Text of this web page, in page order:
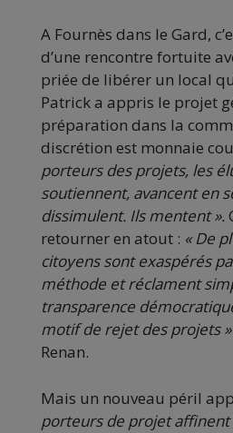
A Fournès dans le Gard,
d’une rencontre fortuite
priée de libérer un local
Patrick a appris le projet
préparation dans la
discrétion est monnaie
porteurs des projets, les
soutiennent, avancent en
dissimulent. Ils mentent ».
retourner en atout : « De
citoyens sont exaspérés
méthode et réclament
transparence
motif de rejet des projets »
Renan.
Mais un nouveau péril
porteurs de projet